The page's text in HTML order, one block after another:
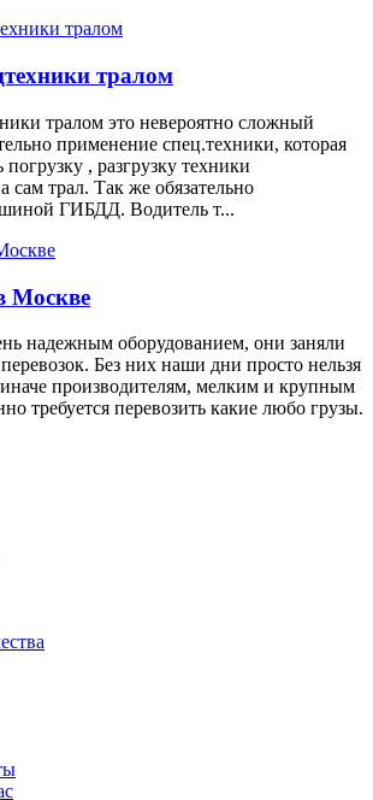
тралом
тралом это невероятно сложный
применение спец.техники, которая
погрузку , разгрузку техники
сам трал. Так же обязательно
ГИБДД. Водитель т...
Москве
надежным оборудованием, они заняли
Без них наши дни просто нельзя
производителям, мелким и крупным
требуется перевозить какие любо грузы.